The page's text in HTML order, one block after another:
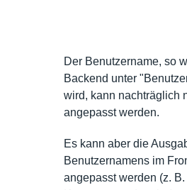
Der Benutzername, so
Backend unter
wird, kann nachträglich
angepasst werden.
Es kann aber die
Benutzernamens im
angepasst werden (z.